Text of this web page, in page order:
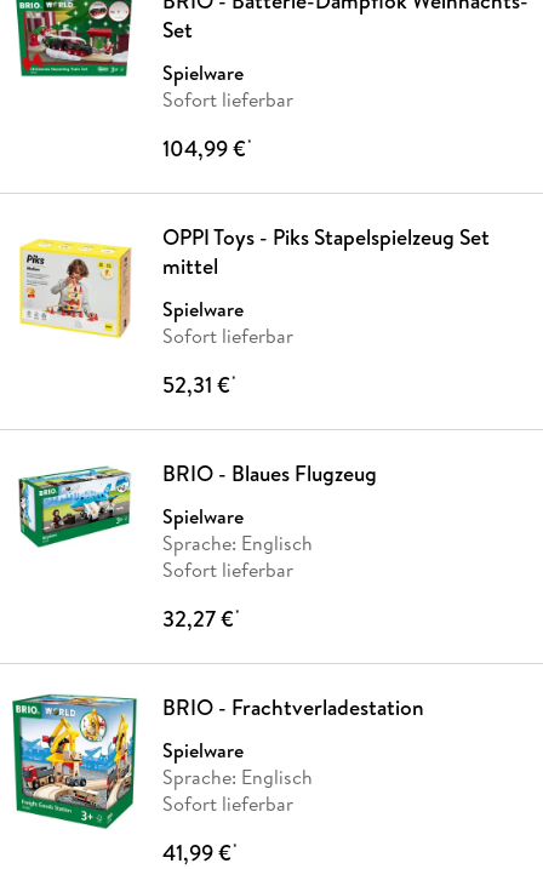
Set
Spielware
Sofort lieferbar
104,99 €*
OPPI Toys - Piks Stapelspielzeug Set
mittel
Spielware
Sofort lieferbar
52,31 €*
BRIO - Blaues Flugzeug
Spielware
Sprache: Englisch
Sofort lieferbar
32,27 €*
BRIO - Frachtverladestation
Spielware
Sprache: Englisch
Sofort lieferbar
41,99 €*